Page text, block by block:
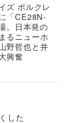
ズ ボルクレ
「CE28N-
。日本発の
るニューホ
野哲也と井
興奮
した